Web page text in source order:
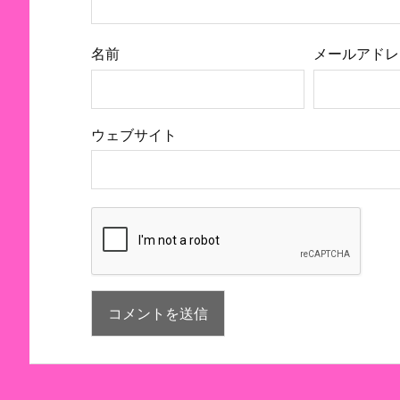
名前 メールアド
ウェブサイト